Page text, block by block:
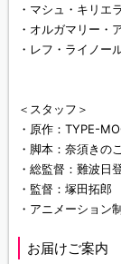
・マシュ・キリエ
・オルガマリー・
・レフ・ライノー
＜スタッフ＞
・原作：TYPE-
・脚本：奈須きのこ
・総監督：難波日
・監督：塚田拓郎
・アニメーション
お届けご案内